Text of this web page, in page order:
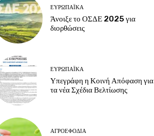
ΕΥΡΩΠΑΪΚΆ
Άνοιξε το ΟΣΔΕ 2025 για
διορθώσεις
ΕΥΡΩΠΑΪΚΆ
Υπεγράφη η Κοινή Απόφαση για
τα νέα Σχέδια Βελτίωσης
ΑΓΡΟΕΦΌΔΙΑ